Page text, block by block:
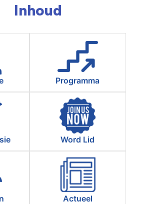
Inhoud
Programma
Word Lid
Actueel